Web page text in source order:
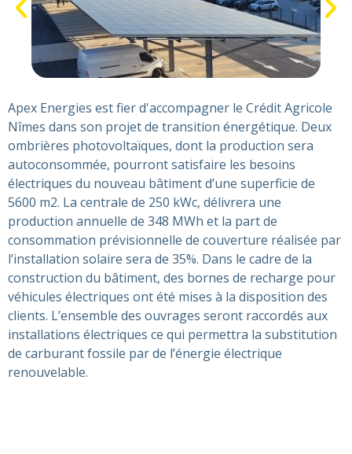
Apex Energies est fier d'accompagner le Crédit Agricole
Nîmes dans son projet de transition énergétique. Deux
ombrières photovoltaïques, dont la production sera
autoconsommée, pourront satisfaire les besoins
électriques du nouveau bâtiment d’une superficie de
5600 m2. La centrale de 250 kWc, délivrera une
production annuelle de 348 MWh et la part de
consommation prévisionnelle de couverture réalisée par
l’installation solaire sera de 35%. Dans le cadre de la
construction du bâtiment, des bornes de recharge pour
véhicules électriques ont été mises à la disposition des
clients. L’ensemble des ouvrages seront raccordés aux
installations électriques ce qui permettra la substitution
de carburant fossile par de l’énergie électrique
renouvelable.